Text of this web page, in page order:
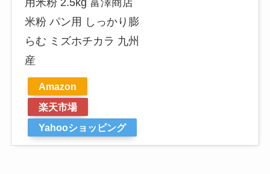
米粉 パン用 しっかり膨
らむ ミズホチカラ 九州
産
Amazon
楽天市場
Yahooショッピング